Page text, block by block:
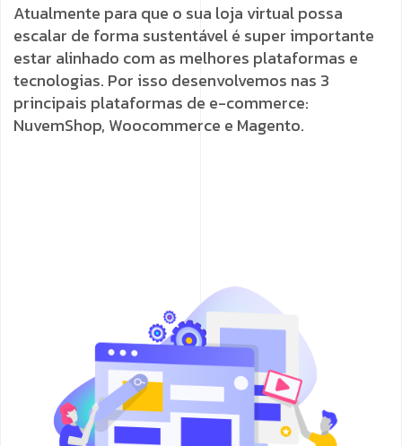
Atualmente para que o sua loja virtual possa
escalar de forma sustentável é super importante
estar alinhado com as melhores plataformas e
tecnologias. Por isso desenvolvemos nas 3
principais plataformas de e-commerce:
NuvemShop, Woocommerce e Magento.